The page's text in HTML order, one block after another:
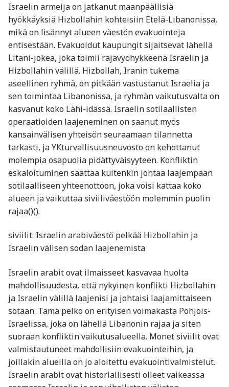
Israelin armeija on jatkanut maanpäällisiä
hyökkäyksiä Hizbollahin kohteisiin Etelä-Libanonissa,
mikä on lisännyt alueen väestön evakuointeja
entisestään. Evakuoidut kaupungit sijaitsevat lähellä
Litani-jokea, joka toimii rajavyöhykkeenä Israelin ja
Hizbollahin välillä. Hizbollah, Iranin tukema
aseellinen ryhmä, on pitkään vastustanut Israelia ja
sen toimintaa Libanonissa, ja ryhmän vaikutusvalta on
kasvanut koko Lähi-idässä. Israelin sotilaallisten
operaatioiden laajeneminen on saanut myös
kansainvälisen yhteisön seuraamaan tilannetta
tarkasti, ja YKturvallisuusneuvosto on kehottanut
molempia osapuolia pidättyväisyyteen. Konfliktin
eskaloituminen saattaa kuitenkin johtaa laajempaan
sotilaalliseen yhteenottoon, joka voisi kattaa koko
alueen ja vaikuttaa siviiliväestöön molemmin puolin
rajaa​()​().
siviilit: Israelin arabiväestö pelkää Hizbollahin ja
Israelin välisen sodan laajenemista
Israelin arabit ovat ilmaisseet kasvavaa huolta
mahdollisuudesta, että nykyinen konflikti Hizbollahin
ja Israelin välillä laajenisi ja johtaisi laajamittaiseen
sotaan. Tämä pelko on erityisen voimakasta Pohjois-
Israelissa, joka on lähellä Libanonin rajaa ja siten
suoraan konfliktin vaikutusalueella. Monet siviilit ovat
valmistautuneet mahdollisiin evakuointeihin, ja
joillakin alueilla on jo aloitettu evakuointivalmistelut.
Israelin arabit ovat historiallisesti olleet vaikeassa